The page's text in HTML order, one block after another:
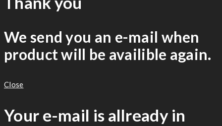
We send you an e-mail when
product will be availible again.
Close
Your e-mail is allready in